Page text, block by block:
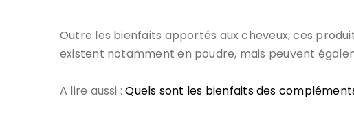
Outre les bienfaits apportés aux cheveux, ces
existent notamment en poudre, mais peuvent
A lire aussi :Quels sont les bienfaits des